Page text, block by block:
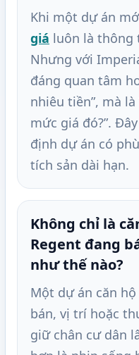
Khi một dự án
giá luôn là thông
Nhưng với
đáng quan tâm
nhiêu tiền”, mà
mức giá đó?”.
định dự án có
tích sản dài hạn.
Không chỉ là
Regent đang
như thế nào?
Một dự án căn
bán, vị trí hoặc
giữ chân cư dân